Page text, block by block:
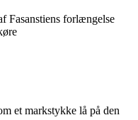
Fasanstiens forlængelse
et markstykke lå på den